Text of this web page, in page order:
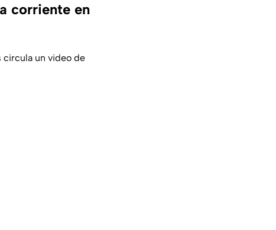
corriente en
circula un video de